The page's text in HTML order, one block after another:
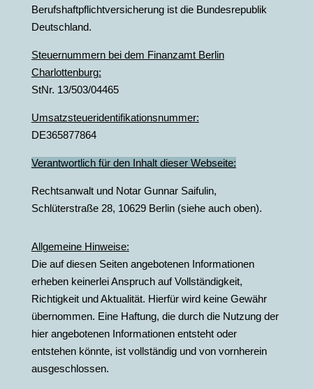
Berufshaftpflichtversicherung ist die Bundesrepublik
Deutschland.
Steuernummern bei dem Finanzamt Berlin
Charlottenburg:
StNr. 13/503/04465
Umsatzsteueridentifikationsnummer:
DE365877864
Verantwortlich für den Inhalt dieser Webseite:
Rechtsanwalt und Notar Gunnar Saifulin,
Schlüterstraße 28, 10629 Berlin (siehe auch oben).
Allgemeine Hinweise:
Die auf diesen Seiten angebotenen Informationen
erheben keinerlei Anspruch auf Vollständigkeit,
Richtigkeit und Aktualität. Hierfür wird keine Gewähr
übernommen. Eine Haftung, die durch die Nutzung der
hier angebotenen Informationen entsteht oder
entstehen könnte, ist vollständig und von vornherein
ausgeschlossen.